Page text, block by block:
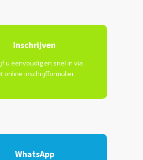
Inschrijven
u eenvoudig en snel in via
online inschrijfformulier.
WhatsApp